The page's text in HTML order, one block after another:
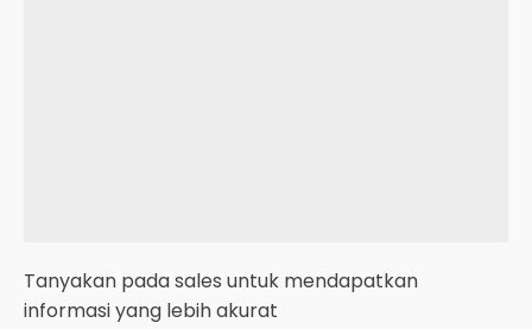
Tanyakan pada sales untuk mendapatkan
informasi yang lebih akurat